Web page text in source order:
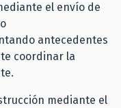
el envío de
antecedentes
coordinar la
mediante el